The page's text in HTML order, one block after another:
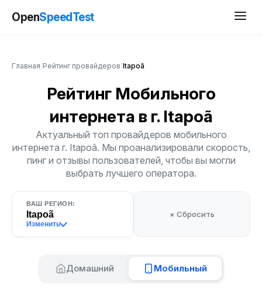
OpenSpeedTest
Главная Рейтинг провайдеров Itapoã
Рейтинг Мобильного
интернета в г. Itapoã
Актуальный топ провайдеров мобильного
интернета г. Itapoã. Мы проанализировали скорость,
пинг и отзывы пользователей, чтобы вы могли
выбрать лучшего оператора.
ВАШ РЕГИОН:
Itapoã
Изменить
× Сбросить
Домашний Мобильный